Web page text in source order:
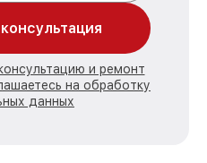
и ремонт
на обработку
данных